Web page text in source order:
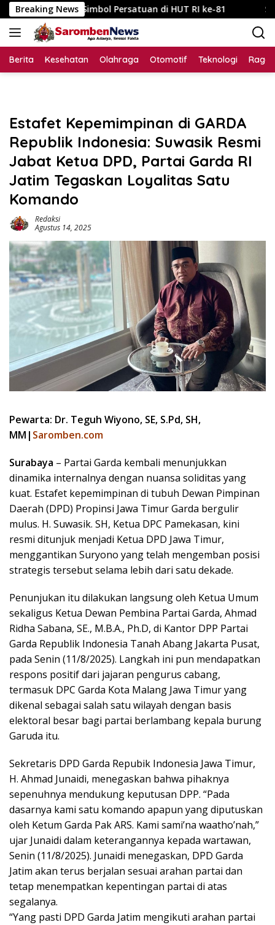
Langsung
ke
konten
Breaking News
Simbol Persatuan di HUT RI ke-81 Skandal Tata
Berita Kesehatan Olahraga Otomotif Teknologi
Estafet Kepemimpinan di GARDA
Republik Indonesia: Suwasik Resmi
Jabat Ketua DPD, Partai Garda RI
Jatim Tegaskan Loyalitas Satu
Komando
Redaksi
Agustus 14, 2025
Pewarta: Dr. Teguh Wiyono, SE, S.Pd, SH,
MM| Saromben.com
Surabaya – Partai Garda kembali menunjukkan
dinamika internalnya dengan nuansa soliditas yang
kuat. Estafet kepemimpinan di tubuh Dewan Pimpinan
Daerah (DPD) Propinsi Jawa Timur Garda bergulir
mulus. H. Suwasik. SH, Ketua DPC Pamekasan, kini
resmi ditunjuk menjadi Ketua DPD Jawa Timur,
menggantikan Suryono yang telah mengemban posisi
strategis tersebut selama lebih dari satu dekade.
Penunjukan itu dilakukan langsung oleh Ketua Umum
sekaligus Ketua Dewan Pembina Partai Garda, Ahmad
Ridha Sabana, SE., M.B.A., Ph.D, di Kantor DPP Partai
Garda Republik Indonesia Tanah Abang Jakarta Pusat,
pada Senin (11/8/2025). Langkah ini pun mendapatkan
respons positif dari jajaran pengurus cabang,
termasuk DPC Garda Kota Malang Jawa Timur yang
dikenal sebagai salah satu wilayah dengan basis
elektoral besar bagi partai berlambang kepala burung
Garuda itu.
Sekretaris DPD Garda Repubik Indonesia Jawa Timur,
H. Ahmad Junaidi, menegaskan bahwa pihaknya
sepenuhnya mendukung keputusan DPP. “Pada
dasarnya kami satu komando apapun yang diputuskan
oleh Ketum Garda Pak ARS. Kami sami’na waatho’nah,”
ujar Junaidi dalam keterangannya kepada wartawan,
Senin (11/8/2025). Junaidi menegaskan, DPD Garda
Jatim akan terus berjalan sesuai arahan partai dan
tetap menempatkan kepentingan partai di atas
segalanya.
“Yang pasti DPD Garda Jatim mengikuti arahan partai